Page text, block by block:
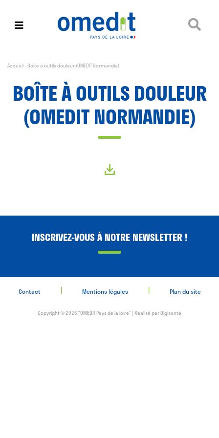
Accueil- Boîte à outils douleur (OMEDIT Normandie)
BOÎTE À OUTILS DOULEUR
(OMEDIT NORMANDIE)
INSCRIVEZ-VOUS À NOTRE NEWSLETTER !
Contact | Mentions légales | Plan du site
Copyright © 2026 “OMEDIT Pays de la loire” | Réalisé parDigisanté